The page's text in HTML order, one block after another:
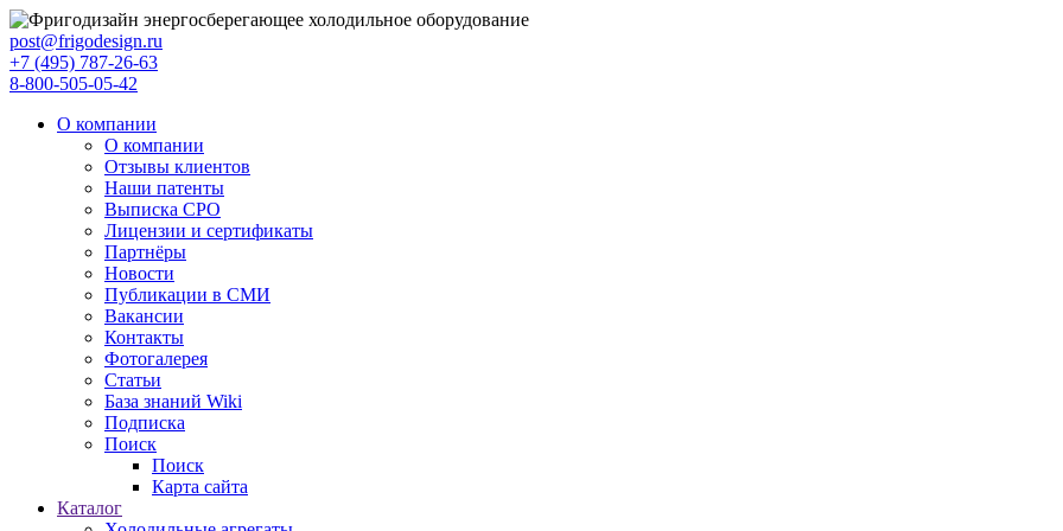
post@frigodesign.ru
+7 (495) 787-26-63
8-800-505-05-42
О компании
О компании
Отзывы клиентов
Наши патенты
Выписка СРО
Лицензии и сертификаты
Партнёры
Новости
Публикации в СМИ
Вакансии
Контакты
Фотогалерея
Статьи
База знаний Wiki
Подписка
Поиск
Поиск
Карта сайта
Каталог